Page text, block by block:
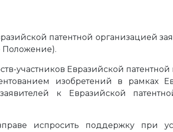
патентной организацией
Положение).
участников Евразийской
изобретений в рамках
к Евразийской
испросить поддержку при